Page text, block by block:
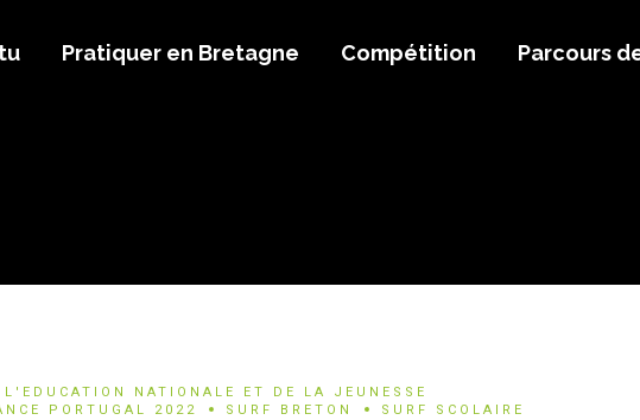
Pratiquer en Bretagne Compétition Parcours
NATIONALE ET DE LA JEUNESSE
PORTUGAL 2022
SURF BRETON SURF SCOLAIRE